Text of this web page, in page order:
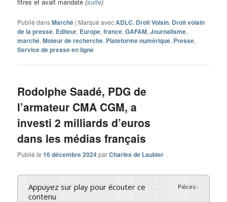
Publié dansMarché | Marqué avecADLC, Droit Voisin, Droit voisin
de la presse, Editeur, Europe,france,GAFAM,Journalisme,
marché,Moteur de recherche, Plateforme numérique, Presse,
Service de presse en ligne
Rodolphe Saadé, PDG de
l’armateur CMA CGM, a
investi 2 milliards d’euros
dans les médias français
Publié le16 décembre 2024parCharles de Laubier
Appuyez sur play pour écouter ce
contenu
Pièces:-